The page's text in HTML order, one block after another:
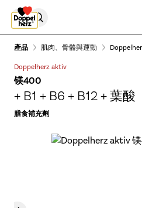
Skip to content
產品 肌肉、骨骼與運動
Doppelherz aktiv
镁400
+ B1 + B6 + B12 + 葉酸
膳食補充劑